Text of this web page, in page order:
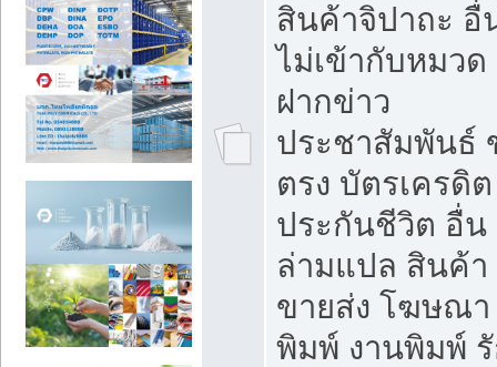
สินค้าจิปาถะ อื่
ไม่เข้ากับหมวด
ฝากข่าว
ประชาสัมพันธ์
ตรง บัตรเครดิต
ประกันชีวิต อื่น
ล่ามแปล สินค้า
ขายส่ง โฆษณา
พิมพ์ งานพิมพ์